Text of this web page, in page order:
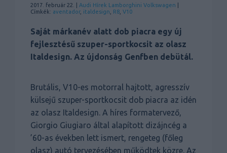
2017. február 22. | Audi Hírek Lamborghini Volkswagen
Címkék: aventador, italdesign R8 V10
Saját márkanév alatt dob piacra egy új
fejlesztésű szuper-sportkocsit az olasz
Italdesign. Az újdonság Genfben debütál.
Brutális, V10-es motorral hajtott, agresszív
külsejű szuper-sportkocsit dob piacra az idén
az olasz Italdesign. A híres formatervező,
Giorgio Giugiaro által alapított dizájncég a
’60-as években lett ismert, rengeteg (főleg
olasz) autó tervezésében működtek közre. Az